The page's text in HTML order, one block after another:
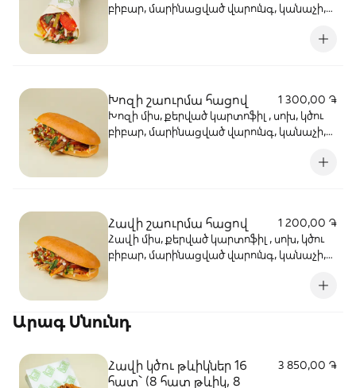
բիբար, մարինացված վարունգ, կանաչի,
Խոզի շաուրմա հացով
1 300,00 ֏
Խոզի միս, քերված կարտոֆիլ , սոխ, կծու
բիբար, մարինացված վարունգ, կանաչի,
Հավի շաուրմա հացով
1 200,00 ֏
Հավի միս, քերված կարտոֆիլ , սոխ, կծու
բիբար, մարինացված վարունգ, կանաչի,
Արագ Սնունդ
Հավի կծու թևիկներ 16
հատ` (8 հատ թևիկ, 8
3 850,00 ֏